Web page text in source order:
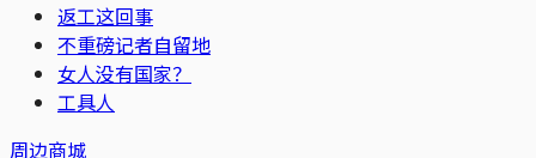
返工这回事
不重磅记者自留地
女人没有国家？
工具人
周边商城